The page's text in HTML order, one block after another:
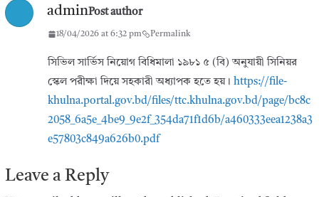
adminPost author
18/04/2026 at 6:32 pm Permalink
সিভিল সার্ভিস নিয়োগ বিধিমালা ১৯৮১ ৫ (বি) অনুযায়ী সিনিয়র
স্কেল পরীক্ষা দিয়ে সহকারী অধ্যাপক হতে হয়। https://file-
khulna.portal.gov.bd/files/ttc.khulna.gov.bd/page/bc8c
2058_6a5e_4be9_9e2f_354da71f1d6b/a460333eea1238a3
e57803c849a626b0.pdf
Leave a Reply